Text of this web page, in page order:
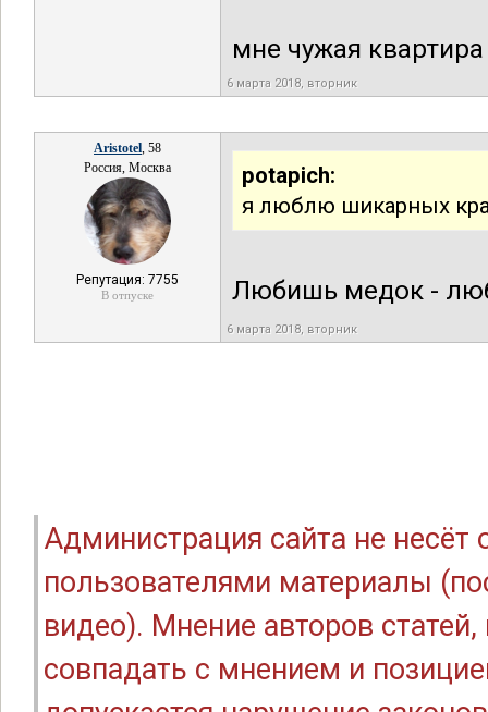
мне чужая
6 марта 2018, вторник
Aristotel, 58
Россия, Москва
Репутация: 7755
В отпуске
potapich:
я люблю шикарных
Любишь медок -
6 марта 2018, вторник
Администрация сайта не
пользователями материалы
видео). Мнение авторов
совпадать с мнением и